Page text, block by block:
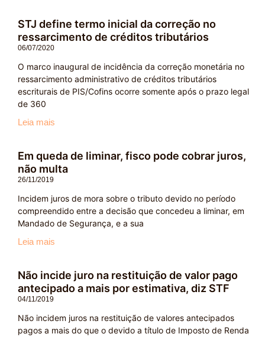
STJ define termo inicial da correção no
ressarcimento de créditos tributários
06/07/2020
O marco inaugural de incidência da correção monetária no
ressarcimento administrativo de créditos tributários
escriturais de PIS/Cofins ocorre somente após o prazo legal
de 360
Leia mais
Em queda de liminar, fisco pode cobrar juros,
não multa
26/11/2019
Incidem juros de mora sobre o tributo devido no período
compreendido entre a decisão que concedeu a liminar, em
Mandado de Segurança, e a sua
Leia mais
Não incide juro na restituição de valor pago
antecipado a mais por estimativa, diz STF
04/11/2019
Não incidem juros na restituição de valores antecipados
pagos a mais do que o devido a título de Imposto de Renda